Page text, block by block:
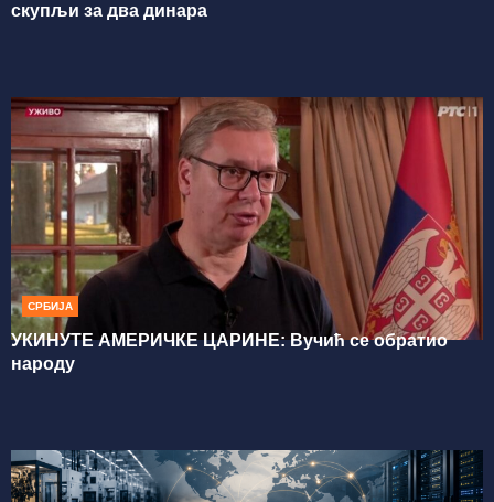
скупљи за два динара
СРБИЈА
УКИНУТЕ АМЕРИЧКЕ ЦАРИНЕ: Вучић се обратио
народу